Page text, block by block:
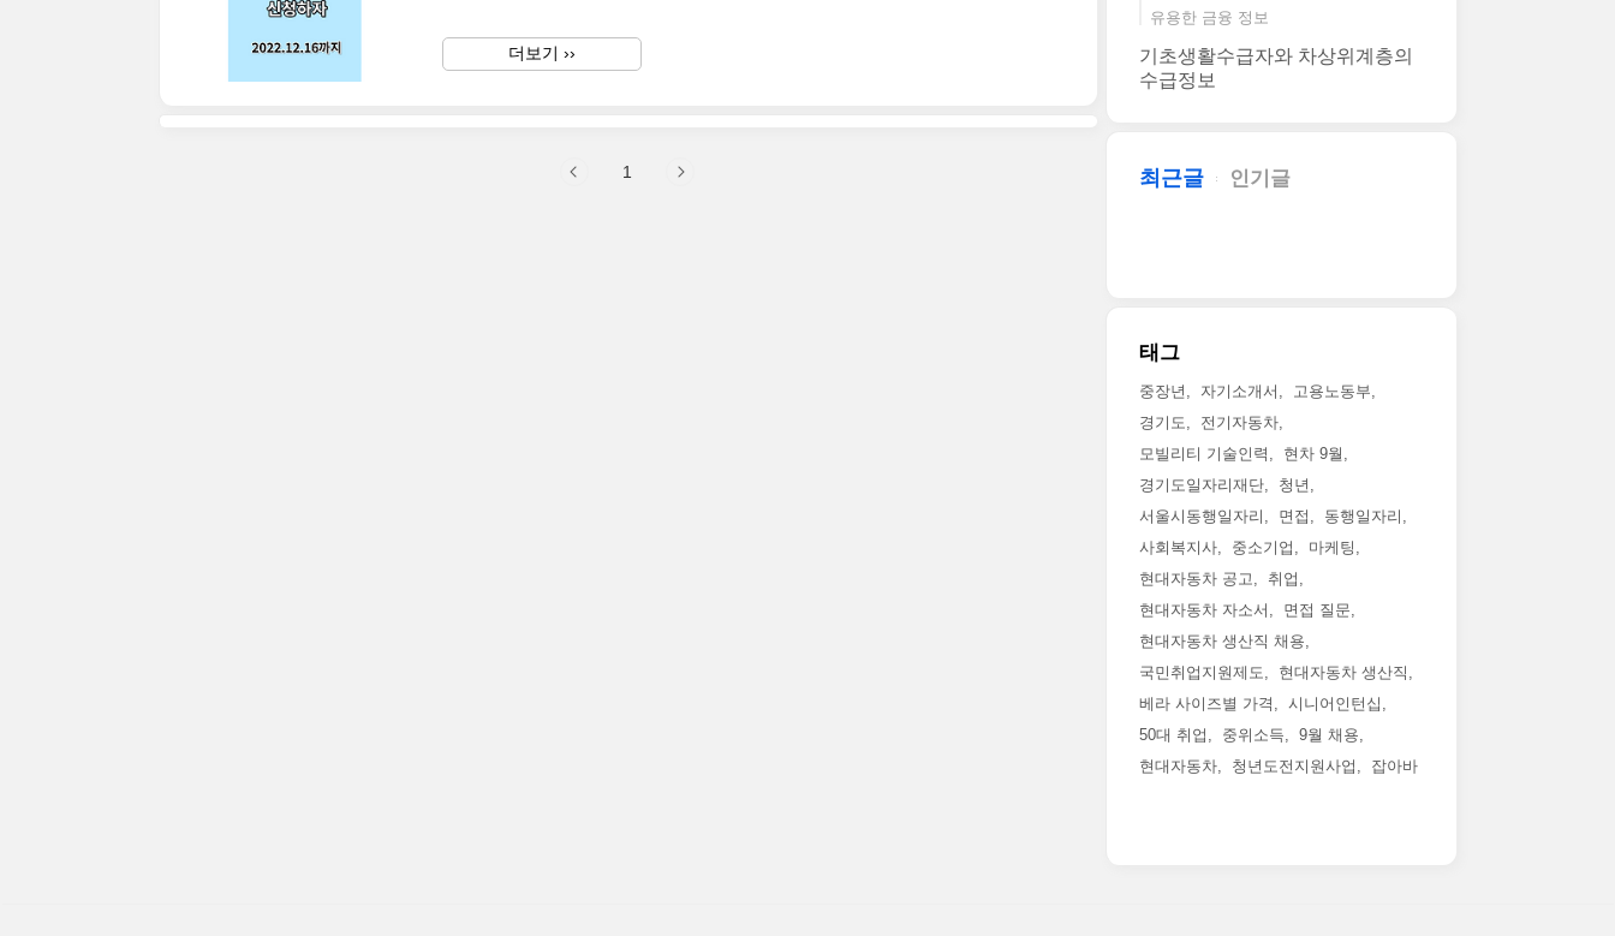
살펴보기 다만 아쉬운 것은 청년 면접 수당의 경우 "경기도"에서 진행하는 사업이기
때문에 "서울권"에서 준비하시는 분들은 해당사항이 없다는 것입니다. 하지만 서울
더보기 ››
1
유용한 금융 정보
기초생활수급자와 차상위계층의
수급정보
최근글 인기글
태그
중장년 자기소개서
고용노동부
경기도
전기자동차
모빌리티 기술인력
현차 9월
경기도일자리재단
청년
서울시동행일자리
면접
동행일자리
사회복지사
중소기업
마케팅
현대자동차 공고
취업
현대자동차 자소서
면접 질문
현대자동차 생산직 채용
국민취업지원제도
현대자동차 생산직
베라 사이즈별 가격
시니어인턴십
50대 취업
중위소득
9월 채용
현대자동차
청년도전지원사업 잡아바